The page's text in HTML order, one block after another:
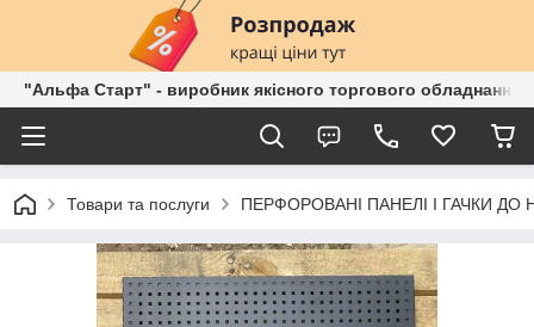
"Альфа Старт" - виробник якісного торгового обладнання
Товари та послуги ПЕРФОРОВАНІ ПАНЕЛІ І ГАЧКИ ДО